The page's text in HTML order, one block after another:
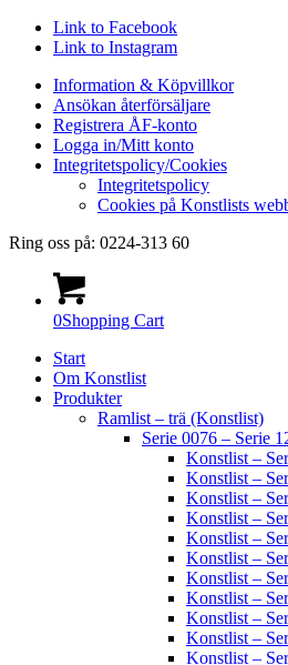
Link to Facebook
Link to Instagram
Information & Köpvillkor
Ansökan återförsäljare
Registrera ÅF-konto
Logga in/Mitt konto
Integritetspolicy/Cookies
Integritetspolicy
Cookies på Konstlists
Ring oss på: 0224-313 60
0Shopping Cart
Start
Om Konstlist
Produkter
Ramlist – trä (Konstlist)
Serie 0076 – Serie
Konstlist –
Konstlist –
Konstlist –
Konstlist –
Konstlist –
Konstlist –
Konstlist –
Konstlist –
Konstlist –
Konstlist –
Konstlist –